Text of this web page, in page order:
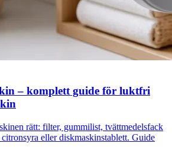
– komplett guide för luktfri
rätt: filter, gummilist, tvättmedelsfack
eller diskmaskinstablett. Guide